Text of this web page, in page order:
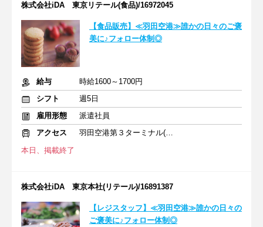
株式会社iDA 東京リテール(食品)/16972045
【食品販売】≪羽田空港≫誰かの日々のご褒
美に♪フォロー体制◎
給与
時給1600～1700円
シフト
週5日
雇用形態
派遣社員
アクセス
羽田空港第３ターミナル(京急)駅
本日、掲載終了
株式会社iDA 東京本社(リテール)/16891387
【レジスタッフ】≪羽田空港≫誰かの日々の
ご褒美に♪フォロー体制◎